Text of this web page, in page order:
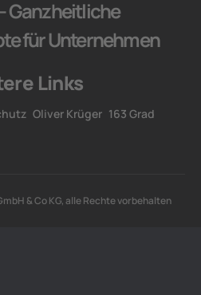
Ganzheitliche
für Unternehmen
Links
Oliver Krüger 163 Grad
& Co KG, alle Rechte vorbehalten